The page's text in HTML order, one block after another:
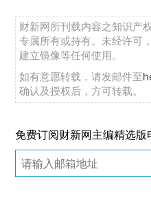
财新网所刊载内容之知识产
专属所有或持有。未经许可
建立镜像等任何使用。
如有意愿转载，请发邮件至
确认及授权后，方可转载。
免费订阅财新网主编精选版